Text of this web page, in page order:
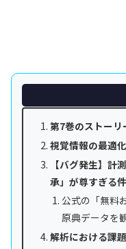
第7巻のストーリ
視覚情報の最適
【バグ発生】
承」が尊すぎる件
公式の「無料
原典データを
解析における課